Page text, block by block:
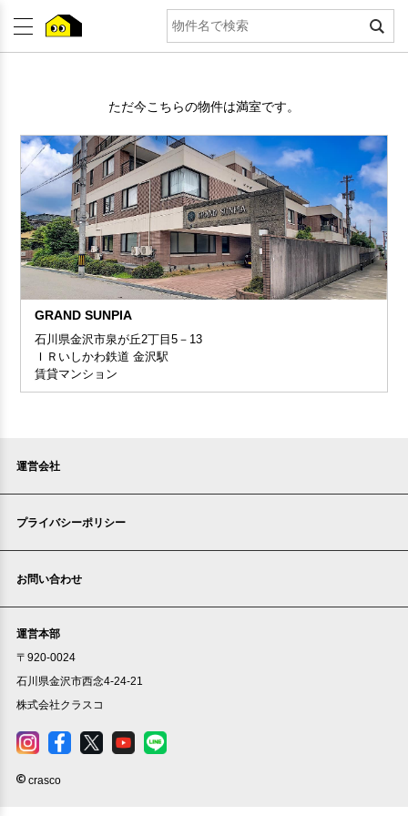
ただ今こちらの物件は満室です。
GRAND SUNPIA
石川県金沢市泉が丘2丁目5－13
ＩＲいしかわ鉄道 金沢駅
賃貸マンション
運営会社
プライバシーポリシー
お問い合わせ
運営本部
〒920-0024
石川県金沢市西念4-24-21
株式会社クラスコ
crasco